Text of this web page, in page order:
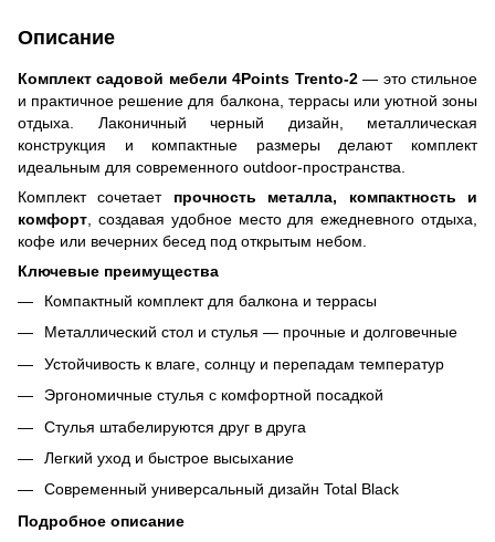
Описание
Комплект садовой мебели 4Points Trento-2— это стильное
и практичное решение для балкона, террасы или уютной зоны
отдыха. Лаконичный черный дизайн, металлическая
конструкция и компактные размеры делают комплект
идеальным для современного outdoor-пространства.
Комплект сочетает прочность металла, компактность и
комфорт , создавая удобное место для ежедневного отдыха,
кофе или вечерних бесед под открытым небом.
Ключевые преимущества
Компактный комплект для балкона и террасы
Металлический стол и стулья — прочные и долговечные
Устойчивость к влаге, солнцу и перепадам температур
Эргономичные стулья с комфортной посадкой
Стулья штабелируются друг в друга
Легкий уход и быстрое высыхание
Современный универсальный дизайн Total Black
Подробное описание